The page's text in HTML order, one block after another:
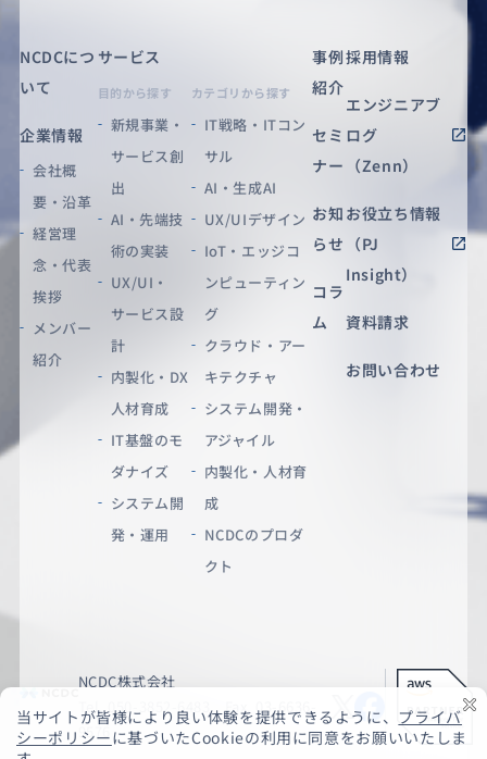
NCDCにつ
いて
企業情報
会社概
要・沿革
経営理
念・代表
挨拶
メンバー
紹介
サービス
目的から探す
新規事業・
サービス創
出
AI・先端技
術の実装
UX/UI・
サービス設
計
内製化・DX
人材育成
IT基盤のモ
ダナイズ
システム開
発・運用
カテゴリから探す
IT戦略・ITコン
サル
AI・生成AI
UX/UIデザイン
IoT・エッジコ
ンピューティン
グ
クラウド・アー
キテクチャ
システム開発・
アジャイル
内製化・人材育
成
NCDCのプロダ
クト
事例
紹介
セミ
ナー
お知
らせ
コラ
ム
採用情報
エンジニアブ
ログ
（Zenn）
お役立ち情報
（PJ
Insight）
資料請求
お問い合わせ
NCDC株式会社
Tel. 050-3852-6483 Fax. 03-6636-
9576